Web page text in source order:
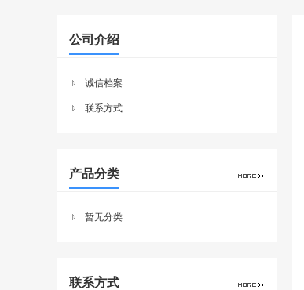
公司介绍
诚信档案
联系方式
产品分类
暂无分类
联系方式